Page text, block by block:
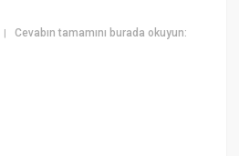
|Cevabın tamamını burada okuyun: